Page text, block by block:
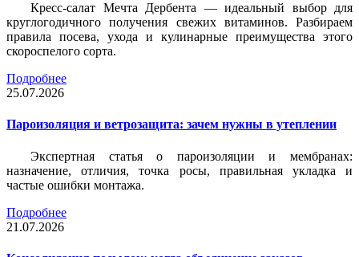
Кресс-салат Мечта Дербента — идеальный выбор для
круглогодичного получения свежих витаминов. Разбираем
правила посева, ухода и кулинарные преимущества этого
скороспелого сорта.
Подробнее
25.07.2026
Пароизоляция и ветрозащита: зачем нужны в утеплении
Экспертная статья о пароизоляции и мембранах:
назначение, отличия, точка росы, правильная укладка и
частые ошибки монтажа.
Подробнее
21.07.2026